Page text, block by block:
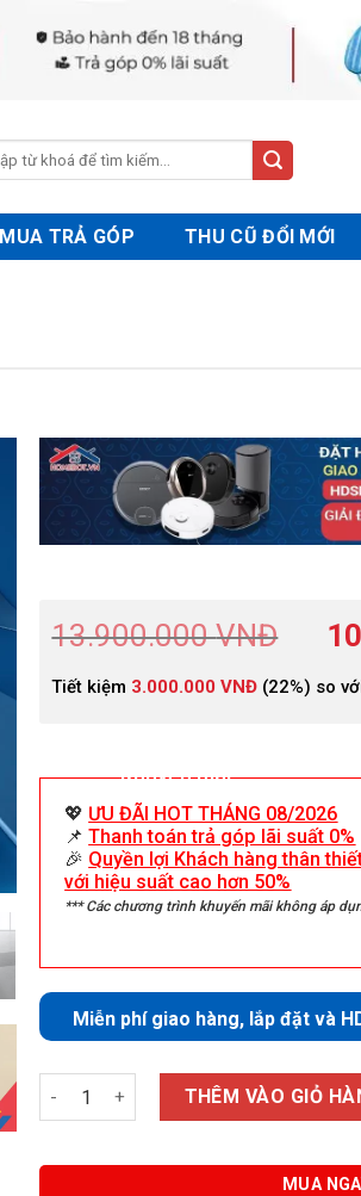
MUA TRẢ GÓP THU CŨ ĐỔI MỚI
13.900.000VNĐ
Tiết kiệm 3.000.000VNĐ (22%) so
Khuyến mãi
💖 ƯU ĐÃI HOT THÁNG 08/2026
📌Thanh toán trả góp lãi suất 0%
🎉 Quyền lợi Khách hàng thân
với hiệu suất cao hơn 50%
*** Các chương trình khuyến mãi không áp
Miễn phí giao hàng, lắp đặt và
Số lượng THÊM VÀO GIỎ
MUA